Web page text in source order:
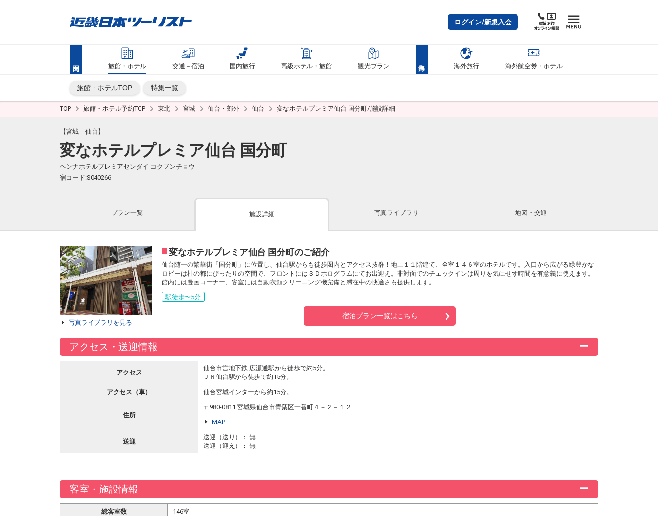
ログイン/新規入会
旅館・ホテル 交通＋宿泊 国内旅行 高級ホテル・旅館 観光プラン 海外旅行 海外航空券・ホテル
旅館・ホテルTOP 特集一覧
TOP 旅館・ホテル予約TOP 東北 宮城 仙台・郊外 仙台 変なホテルプレミア仙台 国分町/施設詳細
【宮城 仙台】
変なホテルプレミア仙台 国分町
ヘンナホテルプレミアセンダイ コクブンチョウ
宿コード:S040266
プラン一覧 施設詳細 写真ライブラリ 地図・交通
写真ライブラリを見る
変なホテルプレミア仙台 国分町のご紹介
仙台随一の繁華街「国分町」に位置し、仙台駅からも徒歩圏内とアクセス抜群！地上１１階建て、全室１４６室のホテルです。入口から広がる緑豊かな
ロビーは杜の都にぴったりの空間で、フロントには３Ｄホログラムにてお出迎え。非対面でのチェックインは周りを気にせず時間を有意義に使えます。
館内には漫画コーナー、客室には自動衣類クリーニング機完備と滞在中の快適さも提供します。
駅徒歩〜5分
宿泊プラン一覧はこちら
アクセス・送迎情報
アクセス
仙台市営地下鉄 広瀬通駅から徒歩で約5分。
ＪＲ仙台駅から徒歩で約15分。
アクセス（車） 仙台宮城インターから約15分。
住所
〒980-0811 宮城県仙台市青葉区一番町４－２－１２
MAP
送迎
送迎（送り）： 無
送迎（迎え）： 無
客室・施設情報
総客室数 146室